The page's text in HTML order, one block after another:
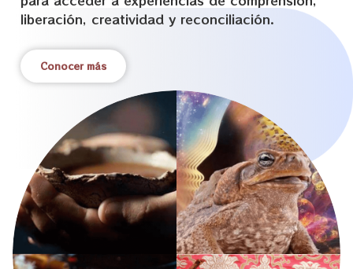
liberación, creatividad y reconciliación.
Conocer más